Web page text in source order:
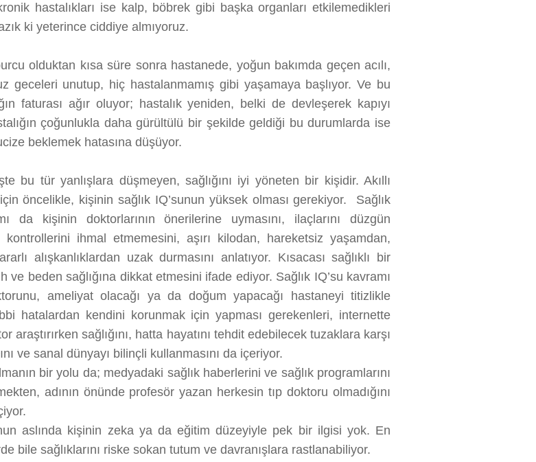
hastalıkları ise kalp, böbrek gibi başka organları etkilemedikleri
ki yeterince ciddiye almıyoruz.
olduktan kısa süre sonra hastanede, yoğun bakımda geçen acılı,
geceleri unutup, hiç hastalanmamış gibi yaşamaya başlıyor. Ve bu
faturası ağır oluyor; hastalık yeniden, belki de devleşerek kapıyı
çoğunlukla daha gürültülü bir şekilde geldiği bu durumlarda ise
beklemek hatasına düşüyor.
bu tür yanlışlara düşmeyen, sağlığını iyi yöneten bir kişidir. Akıllı
öncelikle, kişinin sağlık IQ’sunun yüksek olması gerekiyor. Sağlık
da kişinin doktorlarının önerilerine uymasını, ilaçlarını düzgün
kontrollerini ihmal etmemesini, aşırı kilodan, hareketsiz yaşamdan,
alışkanlıklardan uzak durmasını anlatıyor. Kısacası sağlıklı bir
ve beden sağlığına dikkat etmesini ifade ediyor. Sağlık IQ’su kavramı
ameliyat olacağı ya da doğum yapacağı hastaneyi titizlikle
hatalardan kendini korunmak için yapması gerekenleri, internette
araştırırken sağlığını, hatta hayatını tehdit edebilecek tuzaklara karşı
ve sanal dünyayı bilinçli kullanmasını da içeriyor.
bir yolu da; medyadaki sağlık haberlerini ve sağlık programlarını
adının önünde profesör yazan herkesin tıp doktoru olmadığını
aslında kişinin zeka ya da eğitim düzeyiyle pek bir ilgisi yok. En
bile sağlıklarını riske sokan tutum ve davranışlara rastlanabiliyor.